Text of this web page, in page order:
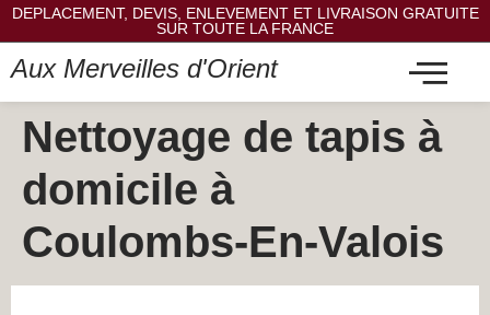
DEPLACEMENT, DEVIS, ENLEVEMENT ET LIVRAISON GRATUITE
SUR TOUTE LA FRANCE
Aux Merveilles d'Orient
Nettoyage de tapis à
domicile à
Coulombs-En-Valois